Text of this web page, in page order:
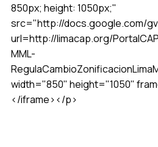
850px; height: 1050px;"
src="http://docs.google.com/
url=http://limacap.org/
MML-
width="850" height="1050"
</iframe></p>